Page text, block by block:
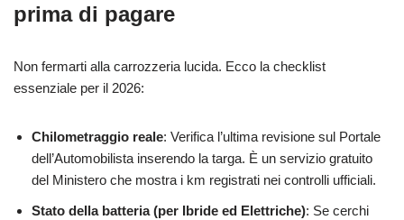
prima di pagare
Non fermarti alla carrozzeria lucida. Ecco la checklist
essenziale per il 2026:
Chilometraggio reale: Verifica l’ultima revisione sul Portale
dell’Automobilista inserendo la targa. È un servizio gratuito
del Ministero che mostra i km registrati nei controlli ufficiali.
Stato della batteria (per Ibride ed Elettriche): Se cerchi